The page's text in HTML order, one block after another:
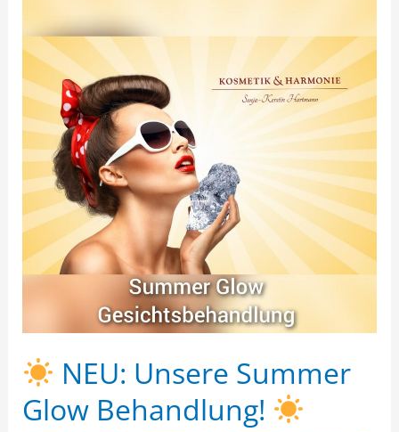
NEU: Unsere Summer
Glow Behandlung!
NEU:
Unsere
Summer
Glow
Behandlung!